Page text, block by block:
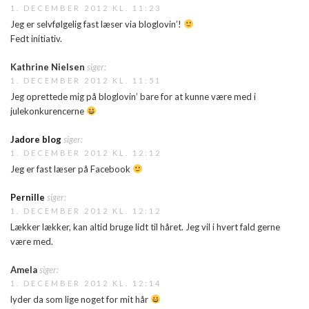
1. DECEMBER 2012 KL. 11:23
Jeg er selvfølgelig fast læser via bloglovin’!
Fedt initiativ.
Kathrine Nielsen siger:
1. DECEMBER 2012 KL. 11:51
Jeg oprettede mig på bloglovin’ bare for at kunne være med i
julekonkurencerne
Jadore blogsiger:
1. DECEMBER 2012 KL. 12:12
Jeg er fast læser på Facebook
Pernille siger:
1. DECEMBER 2012 KL. 12:12
Lækker lækker, kan altid bruge lidt til håret. Jeg vil i hvert fald gerne
være med.
Amelasiger:
1. DECEMBER 2012 KL. 12:14
lyder da som lige noget for mit hår